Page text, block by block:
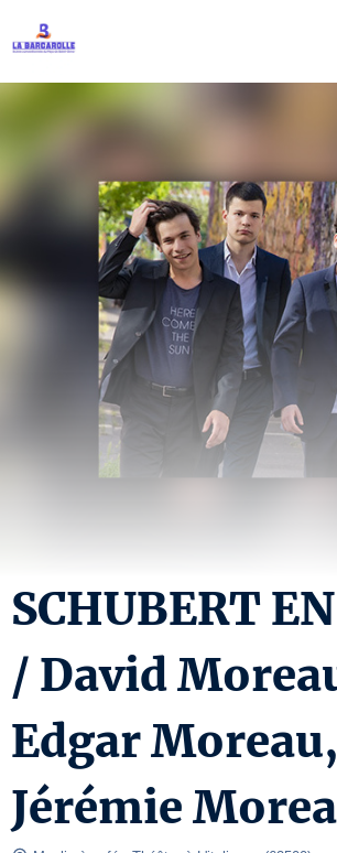
SCHUBERT
/ David
Edgar Moreau,
Jérémie